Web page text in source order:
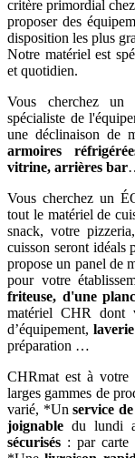
critère primordial
proposer des
disposition les plus
Notre matériel est
et quotidien.
Vous cherchez
spécialiste de
une déclinaison de
armoires
vitrine, arrières bar
Vous cherchez un
tout le matériel de
snack, votre
cuisson seront
propose un panel de
pour votre
friteuse, d'une
matériel CHR dont
d’équipement,
préparation …
CHRmat est à
larges gammes de
varié, *Unservice
joignable du lundi
sécurisés : par carte